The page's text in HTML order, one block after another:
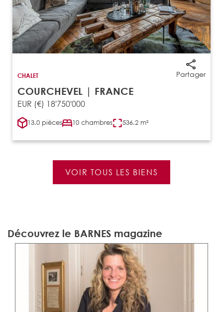
Partager
CHALET
COURCHEVEL | FRANCE
EUR (€) 18'750'000
13.0 pièces 10 chambres 536.2 m²
VOIR TOUS LES BIENS
Découvrez le BARNES magazine